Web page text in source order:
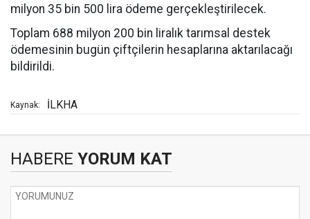
milyon 35 bin 500 lira ödeme gerçekleştirilecek.
Toplam 688 milyon 200 bin liralık tarımsal destek
ödemesinin bugün çiftçilerin hesaplarına aktarılacağı
bildirildi.
Kaynak: İLKHA
HABERE YORUM KAT